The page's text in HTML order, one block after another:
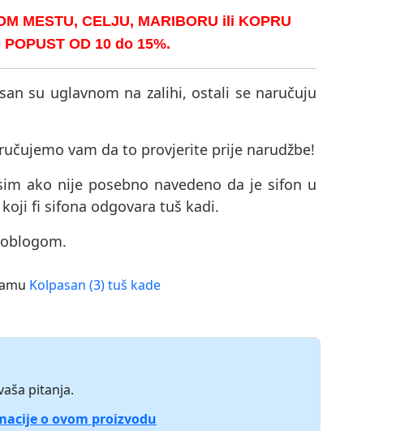
MESTU, CELJU, MARIBORU ili KOPRU
OD 10 do 15%.
su uglavnom na zalihi, ostali se naručuju
vam da to provjerite prije narudžbe!
ako nije posebno navedeno da je sifon u
fi sifona odgovara tuš kadi.
Kolpasan (3) tuš kade
pitanja.
o ovom proizvodu